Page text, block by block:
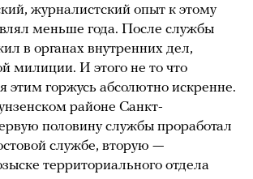
журналистский опыт к этому
меньше года. После службы
в органах внутренних дел,
милиции. И этого не то что
этим горжусь абсолютно искренне.
районе Санкт-
половину службы проработал
службе, вторую —
территориального отдела